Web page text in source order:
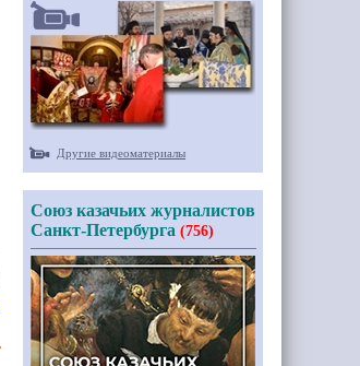
Другие видеоматериалы
Союз казачьих журналистов
Санкт-Петербурга (756)